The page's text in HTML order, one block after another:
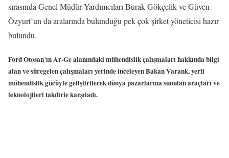
sırasında Genel Müdür Yardımcıları Burak Gökçelik ve Güven
Özyurt’un da aralarında bulunduğu pek çok şirket yöneticisi hazır
bulundu.
Ford Otosan’ın Ar-Ge alanındaki mühendislik çalışmaları hakkında bilgi
alan ve süregelen çalışmaları yerinde inceleyen Bakan Varank, yerli
mühendislik gücüyle geliştirilerek dünya pazarlarına sunulan araçları ve
teknolojileri takdirle karşıladı.